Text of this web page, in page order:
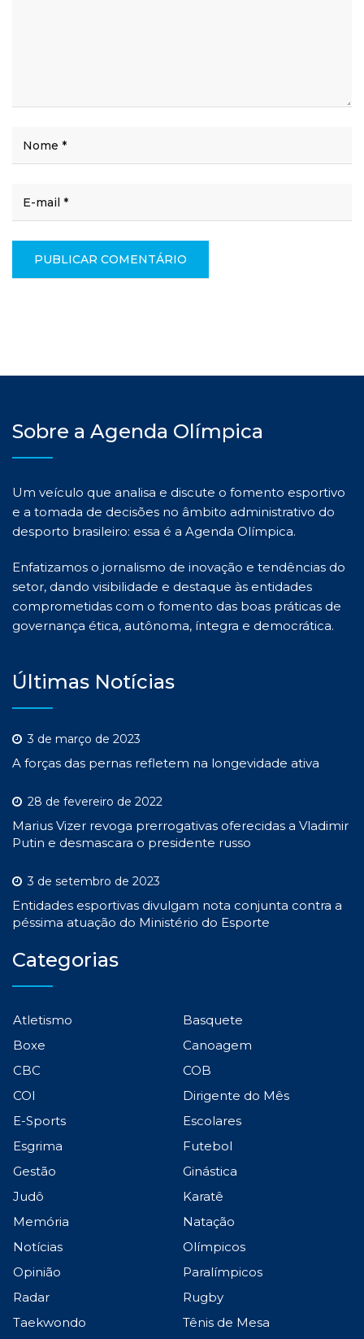
Sobre a Agenda Olímpica
Um veículo que analisa e discute o fomento esportivo
e a tomada de decisões no âmbito administrativo do
desporto brasileiro: essa é a Agenda Olímpica.
Enfatizamos o jornalismo de inovação e tendências do
setor, dando visibilidade e destaque às entidades
comprometidas com o fomento das boas práticas de
governança ética, autônoma, íntegra e democrática.
Últimas Notícias
3 de março de 2023
A forças das pernas refletem na longevidade ativa
28 de fevereiro de 2022
Marius Vizer revoga prerrogativas oferecidas a Vladimir
Putin e desmascara o presidente russo
3 de setembro de 2023
Entidades esportivas divulgam nota conjunta contra a
péssima atuação do Ministério do Esporte
Categorias
Atletismo
Basquete
Boxe
Canoagem
CBC
COB
COI
Dirigente do Mês
E-Sports
Escolares
Esgrima
Futebol
Gestão
Ginástica
Judô
Karatê
Memória
Natação
Notícias
Olímpicos
Opinião
Paralímpicos
Radar
Rugby
Taekwondo
Tênis de Mesa